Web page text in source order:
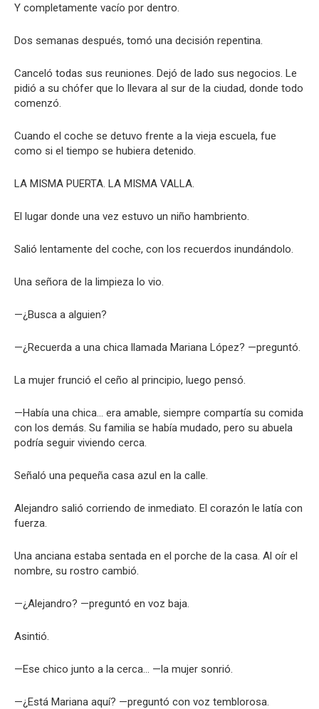
Y completamente vacío por dentro.
Dos semanas después, tomó una decisión repentina.
Canceló todas sus reuniones. Dejó de lado sus negocios. Le
pidió a su chófer que lo llevara al sur de la ciudad, donde todo
comenzó.
Cuando el coche se detuvo frente a la vieja escuela, fue
como si el tiempo se hubiera detenido.
LA MISMA PUERTA. LA MISMA VALLA.
El lugar donde una vez estuvo un niño hambriento.
Salió lentamente del coche, con los recuerdos inundándolo.
Una señora de la limpieza lo vio.
—¿Busca a alguien?
—¿Recuerda a una chica llamada Mariana López? —preguntó.
La mujer frunció el ceño al principio, luego pensó.
—Había una chica… era amable, siempre compartía su comida
con los demás. Su familia se había mudado, pero su abuela
podría seguir viviendo cerca.
Señaló una pequeña casa azul en la calle.
Alejandro salió corriendo de inmediato. El corazón le latía con
fuerza.
Una anciana estaba sentada en el porche de la casa. Al oír el
nombre, su rostro cambió.
—¿Alejandro? —preguntó en voz baja.
Asintió.
—Ese chico junto a la cerca… —la mujer sonrió.
—¿Está Mariana aquí? —preguntó con voz temblorosa.